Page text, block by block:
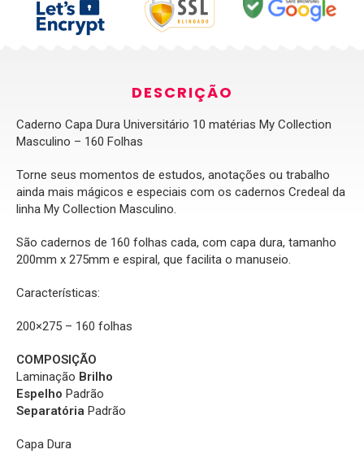
DESCRIÇÃO
Caderno Capa Dura Universitário 10 matérias My Collection
Masculino – 160 Folhas
Torne seus momentos de estudos, anotações ou trabalho
ainda mais mágicos e especiais com os cadernos Credeal da
linha My Collection Masculino.
São cadernos de 160 folhas cada, com capa dura, tamanho
200mm x 275mm e espiral, que facilita o manuseio.
Características:
200×275 – 160 folhas
COMPOSIÇÃO
Laminação Brilho
Espelho Padrão
Separatória Padrão
Capa Dura